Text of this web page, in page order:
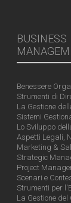
BUSINESS
Benessere
Strumenti di
La Gestione
Sistemi
Lo Sviluppo
Aspetti Legali,
Marketing &
Strategic
Project
Scenari e
Strumenti per
La Gestione